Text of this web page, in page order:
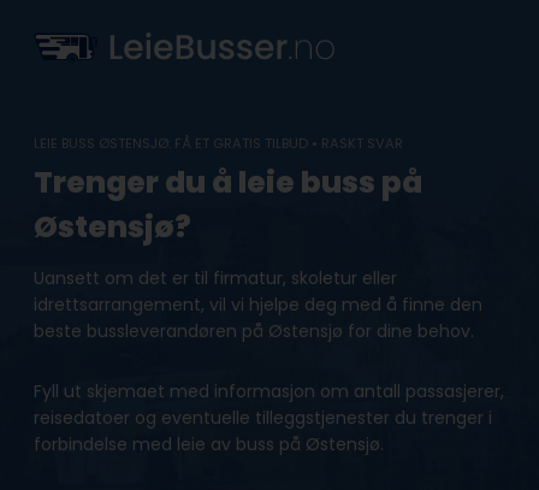
content
LEIE BUSS ØSTENSJØ: FÅ ET GRATIS TILBUD • RASKT SVAR
Trenger du å leie buss på
Østensjø?
Uansett om det er til firmatur, skoletur eller
idrettsarrangement, vil vi hjelpe deg med å finne den
beste bussleverandøren på Østensjø for dine behov.
Fyll ut skjemaet med informasjon om antall passasjerer,
reisedatoer og eventuelle tilleggstjenester du trenger i
forbindelse med leie av buss på Østensjø.